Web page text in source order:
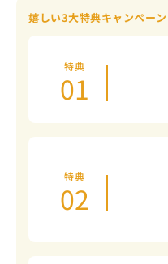
嬉しい3大特典キャンペーン
特典
01
特典
02